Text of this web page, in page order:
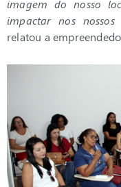
imagem do nosso
impactar nos
relatou a